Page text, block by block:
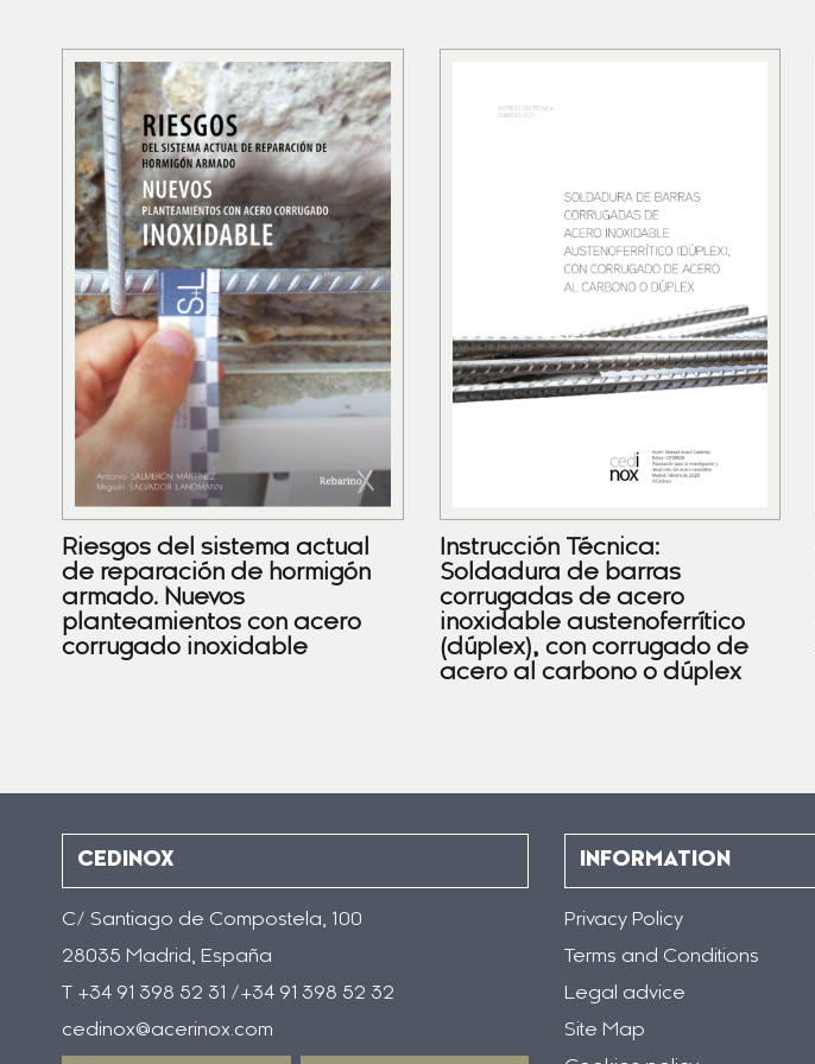
Riesgos del sistema actual
de reparación de hormigón
armado. Nuevos
planteamientos con acero
corrugado inoxidable
Instrucción Técnica:
Soldadura de barras
corrugadas de acero
inoxidable austenoferrítico
(dúplex), con corrugado de
acero al carbono o dúplex
CEDINOX
C/ Santiago de Compostela, 100
28035 Madrid, España
T +34 91 398 52 31 /+34 91 398 52 32
cedinox@acerinox.com
INFORMATION
Privacy Policy
Terms and Conditions
Legal advice
Site Map